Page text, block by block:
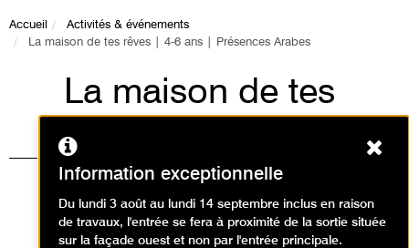
Accueil
Activités & événements
La maison de tes rêves | 4-6 ans | Présences Arabes
La maison de tes
rêves | 4-6 ans |
Présences Arabes
Visites, Animations / Visite
animation
Information exceptionnelle
Du lundi 3 août au lundi 14 septembre inclus en raison
de travaux, l'entrée se fera à proximité de la sortie située
sur la façade ouest et non par l'entrée principale.